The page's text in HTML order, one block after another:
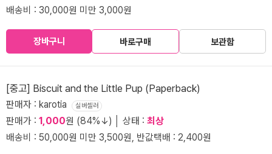
배송비 : 30,000원 미만 3,000원
장바구니 바로구매 보관함
[중고] Biscuit and the Little Pup (Paperback)
판매자 : karotia 실버셀러
판매가 : 1,000원 (84%↓) │ 상태 : 최상
배송비 : 50,000원 미만 3,500원, 반값택배 : 2,400원